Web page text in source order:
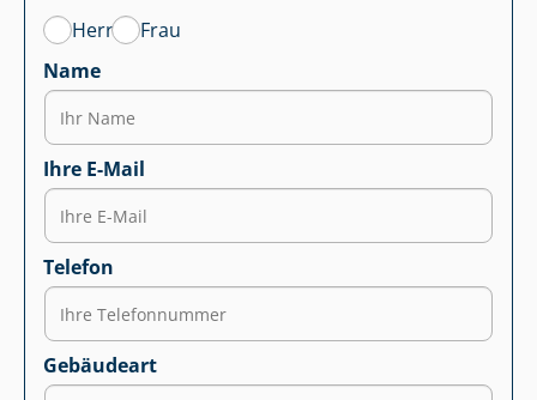
Herr
Frau
Name
Ihre E-Mail
Telefon
Gebäudeart